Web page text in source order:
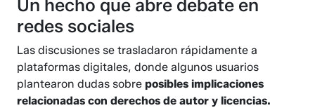
Un hecho que abre debate en
redes sociales
Las discusiones se trasladaron rápidamente a
plataformas digitales, donde algunos usuarios
plantearon dudas sobreposibles implicaciones
relacionadas con derechos de autor y licencias.